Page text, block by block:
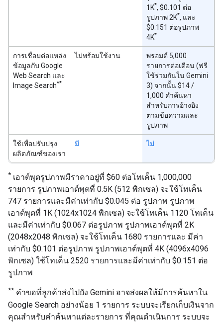
1K*, $0.101 ต่อ
รูปภาพ 2K*, และ
$0.151 ต่อรูปภาพ
4K*
การเชื่อมต่อแหล่ง
ข้อมูลกับ Google
Web Search และ
Image Search**
ไม่พร้อมใช้งาน
พรอมต์ 5,000
รายการต่อเดือน (ฟรี
ใช้ร่วมกันใน Gemini
3) จากนั้น $14 /
1,000 คำค้นหา
สำหรับการอ้างอิง
ตามข้อความและ
รูปภาพ
ใช้เพื่อปรับปรุง
ผลิตภัณฑ์ของเรา
มี ไม่
* เอาต์พุตรูปภาพมีราคาอยู่ที่ $60 ต่อโทเค็น 1,000,000
รายการ รูปภาพเอาต์พุตที่ 0.5K (512 พิกเซล) จะใช้โทเค็น
747 รายการและมีค่าเท่ากับ $0.045 ต่อ รูปภาพ รูปภาพ
เอาต์พุตที่ 1K (1024x1024 พิกเซล) จะใช้โทเค็น 1120 โทเค็น
และมีค่าเท่ากับ $0.067 ต่อรูปภาพ รูปภาพเอาต์พุตที่ 2K
(2048x2048 พิกเซล) จะใช้โทเค็น 1680 รายการและ มีค่า
เท่ากับ $0.101 ต่อรูปภาพ รูปภาพเอาต์พุตที่ 4K (4096x4096
พิกเซล) ใช้โทเค็น 2520 รายการและมีค่าเท่ากับ $0.151 ต่อ
รูปภาพ
** คำขอที่ลูกค้าส่งไปยัง Gemini อาจส่งผลให้มีการค้นหาใน
Google Search อย่างน้อย 1 รายการ ระบบจะเรียกเก็บเงินจาก
คุณสำหรับคำค้นหาแต่ละรายการ ที่คุณดำเนินการ ระบบจะ